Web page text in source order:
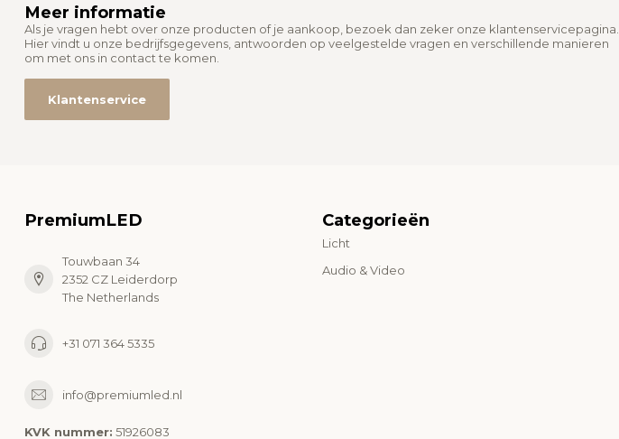
Meer informatie
Als je vragen hebt over onze producten of je aankoop, bezoek dan zeker onze klantenservicepagina.
Hier vindt u onze bedrijfsgegevens, antwoorden op veelgestelde vragen en verschillende manieren
om met ons in contact te komen.
Klantenservice
PremiumLED
Touwbaan 34
2352 CZ Leiderdorp
The Netherlands
+31 071 364 5335
info@premiumled.nl
KVK nummer: 51926083
Categorieën
Licht
Audio & Video